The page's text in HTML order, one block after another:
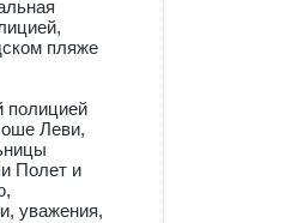
пляже
полицией
Леви,
Полет и
уважения,